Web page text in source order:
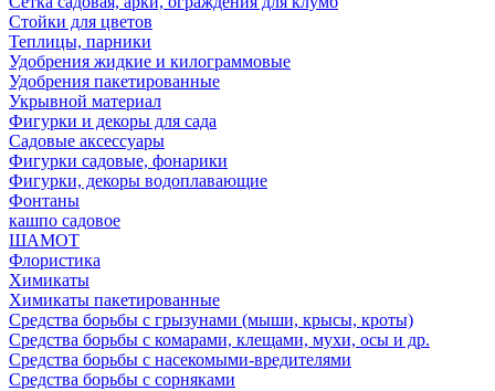
Стойки для цветов
Теплицы, парники
Удобрения жидкие и килограммовые
Удобрения пакетированные
Укрывной материал
Фигурки и декоры для сада
Садовые аксессуары
Фигурки садовые, фонарики
Фигурки, декоры водоплавающие
Фонтаны
кашпо садовое
ШАМОТ
Флористика
Химикаты
Химикаты пакетированные
Средства борьбы с грызунами (мыши, крысы, кроты)
Средства борьбы с комарами, клещами, мухи, осы и др.
Средства борьбы с насекомыми-вредителями
Средства борьбы с сорняками